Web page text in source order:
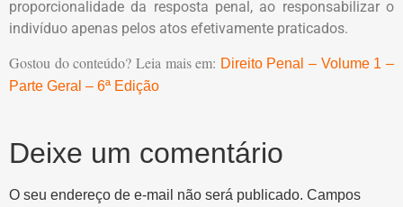
proporcionalidade da resposta penal, ao responsabilizar o
indivíduo apenas pelos atos efetivamente praticados.
Gostou do conteúdo? Leia mais em: Direito Penal – Volume 1 –
Parte Geral – 6ª Edição
Deixe um comentário
O seu endereço de e-mail não será publicado. Campos